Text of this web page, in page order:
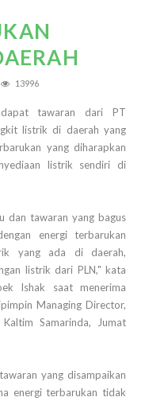
13996
tawaran dari PT
listrik di daerah yang
yang diharapkan
listrik sendiri di
dan tawaran yang bagus
energi terbarukan
yang ada di daerah,
listrik dari PLN," kata
Ishak saat menerima
Managing Director,
Samarinda, Jumat
yang disampaikan
energi terbarukan tidak